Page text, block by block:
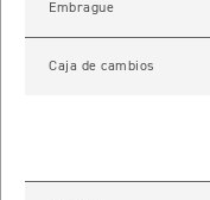
Precio desde
Embrague
Caja de cambios